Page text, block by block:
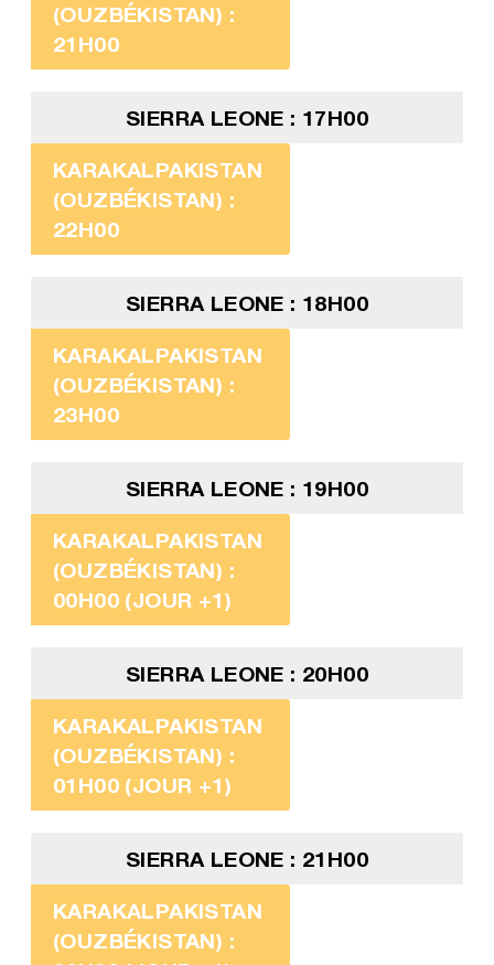
(OUZBÉKISTAN) :
21H00
SIERRA LEONE : 17H00
KARAKALPAKISTAN
(OUZBÉKISTAN) :
22H00
SIERRA LEONE : 18H00
KARAKALPAKISTAN
(OUZBÉKISTAN) :
23H00
SIERRA LEONE : 19H00
KARAKALPAKISTAN
(OUZBÉKISTAN) :
00H00 (JOUR +1)
SIERRA LEONE : 20H00
KARAKALPAKISTAN
(OUZBÉKISTAN) :
01H00 (JOUR +1)
SIERRA LEONE : 21H00
KARAKALPAKISTAN
(OUZBÉKISTAN) :